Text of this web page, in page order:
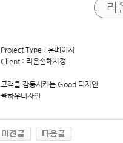
라
Project Type : 홈페이지
Client : 라온손해사정
고객을 감동시키는 Good 디자인
올하우디자인